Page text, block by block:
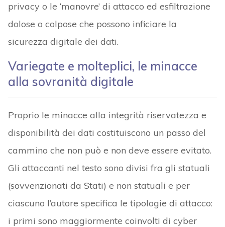
privacy o le ‘manovre’ di attacco ed esfiltrazione
dolose o colpose che possono inficiare la
sicurezza digitale dei dati.
Variegate e molteplici, le minacce
alla sovranità digitale
Proprio le minacce alla integrità riservatezza e
disponibilità dei dati costituiscono un passo del
cammino che non può e non deve essere evitato.
Gli attaccanti nel testo sono divisi fra gli statuali
(sovvenzionati da Stati) e non statuali e per
ciascuno l’autore specifica le tipologie di attacco:
i primi sono maggiormente coinvolti di cyber